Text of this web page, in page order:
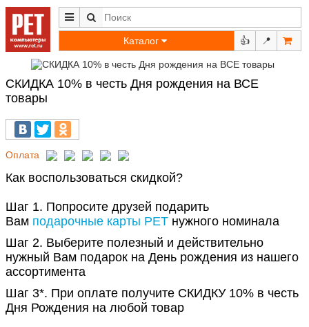
Каталог 👍 📍
СКИДКА 10% в честь Дня рождения на ВСЕ
товары
Оплата
Как воспользоваться скидкой?
Шаг 1. Попросите друзей подарить
Вам подарочные карты РЕТ нужного номинала
Шаг 2. Выберите полезный и действительно
нужный Вам подарок на День рождения из нашего
ассортимента
Шаг 3*. При оплате получите СКИДКУ 10% в честь
Дня Рождения на любой товар